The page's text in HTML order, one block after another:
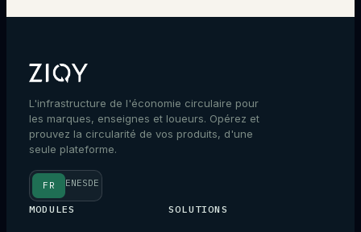
L'infrastructure de l'économie circulaire pour
les marques, enseignes et loueurs. Opérez et
prouvez la circularité de vos produits, d'une
seule plateforme.
FR ENESDE
MODULES SOLUTIONS